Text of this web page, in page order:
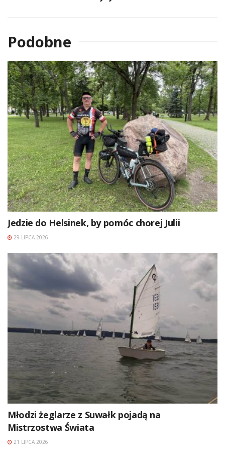
Podobne
Jedzie do Helsinek, by pomóc chorej Julii
29 LIPCA 2026
Młodzi żeglarze z Suwałk pojadą na
Mistrzostwa Świata
21 LIPCA 2026